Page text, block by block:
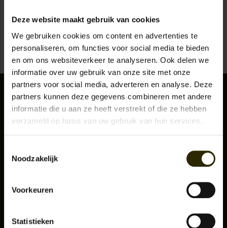
Deze website maakt gebruik van cookies
We gebruiken cookies om content en advertenties te
personaliseren, om functies voor social media te bieden
en om ons websiteverkeer te analyseren. Ook delen we
informatie over uw gebruik van onze site met onze
partners voor social media, adverteren en analyse. Deze
partners kunnen deze gegevens combineren met andere
informatie die u aan ze heeft verstrekt of die ze hebben
verzameld op basis van uw gebruik van hun services.
Noodzakelijk
Voorkeuren
Statistieken
KLEDING
SALE
BLOG
vakmanschap en trots uitgevoerd in Roemenië. Stoffen zijn zorgvuldig
herengarderobe in plaats van mode. De kledingstukken zijn gemaakt om
lang mee te gaan en maken jarenlang deel uit van een persoonlijkheid. Te
combineren, geliefd en gekoesterd en om het plezier van het vinden van je
eigen stijl in herenkleding terug te brengen.
Lees meer
Aanmelden nieuwsbrief
Algemene voorwaarden Urban Bozz
Ruilen & Retourneren